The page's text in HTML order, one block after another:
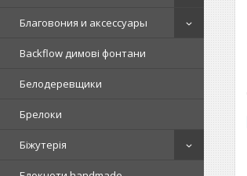
Благовония и аксессуары
Backflow димові фонтани
Белодеревщики
Брелоки
Біжутерія